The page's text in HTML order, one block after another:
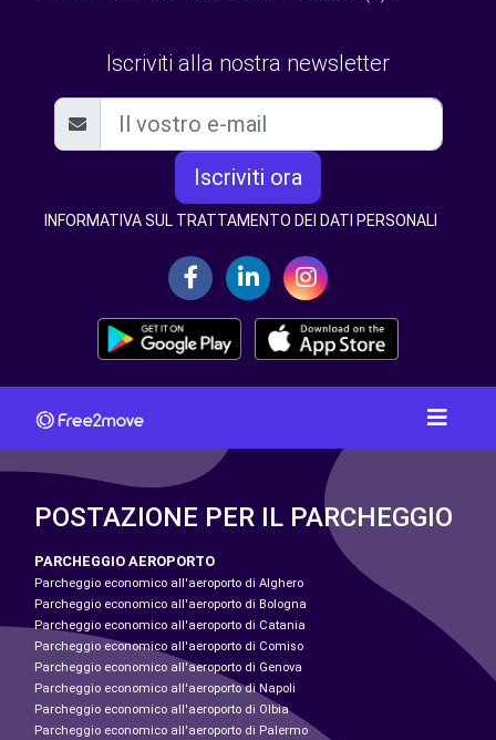
Iscriviti alla nostra newsletter
Iscriviti ora
INFORMATIVA SUL TRATTAMENTO DEI DATI PERSONALI
POSTAZIONE PER IL PARCHEGGIO
PARCHEGGIO AEROPORTO
Parcheggio economico all'aeroporto di Alghero
Parcheggio economico all'aeroporto di Bologna
Parcheggio economico all'aeroporto di Catania
Parcheggio economico all'aeroporto di Comiso
Parcheggio economico all'aeroporto di Genova
Parcheggio economico all'aeroporto di Napoli
Parcheggio economico all'aeroporto di Olbia
Parcheggio economico all'aeroporto di Palermo